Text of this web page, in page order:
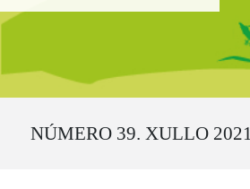
NÚMERO 39. XULLO 2021